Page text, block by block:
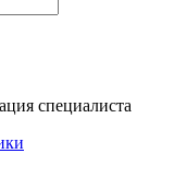
специалиста